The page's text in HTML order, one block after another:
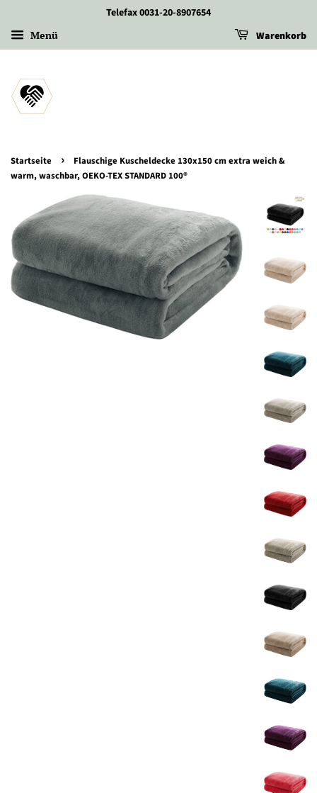
Telefax 0031-20-8907654
Menü Warenkorb
Startseite ›
Flauschige Kuscheldecke 130x150 cm extra weich &
warm, waschbar, OEKO-TEX STANDARD 100®